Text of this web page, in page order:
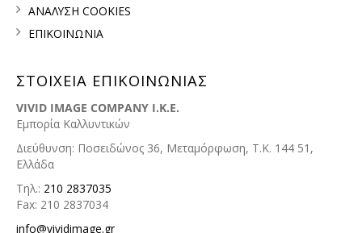
ΑΝΑΛΥΣΗ COOKIES
ΕΠΙΚΟΙΝΩΝΙΑ
ΣΤΟΙΧΕΙΑ ΕΠΙΚΟΙΝΩΝΙΑΣ
VIVID IMAGE COMPANY I.K.E.
Εμπορία Καλλυντικών
Διεύθυνση: Ποσειδώνος 36, Μεταμόρφωση, Τ.Κ. 144 51,
Ελλάδα
Τηλ.: 210 2837035
Fax: 210 2837034
info@vividimage.gr